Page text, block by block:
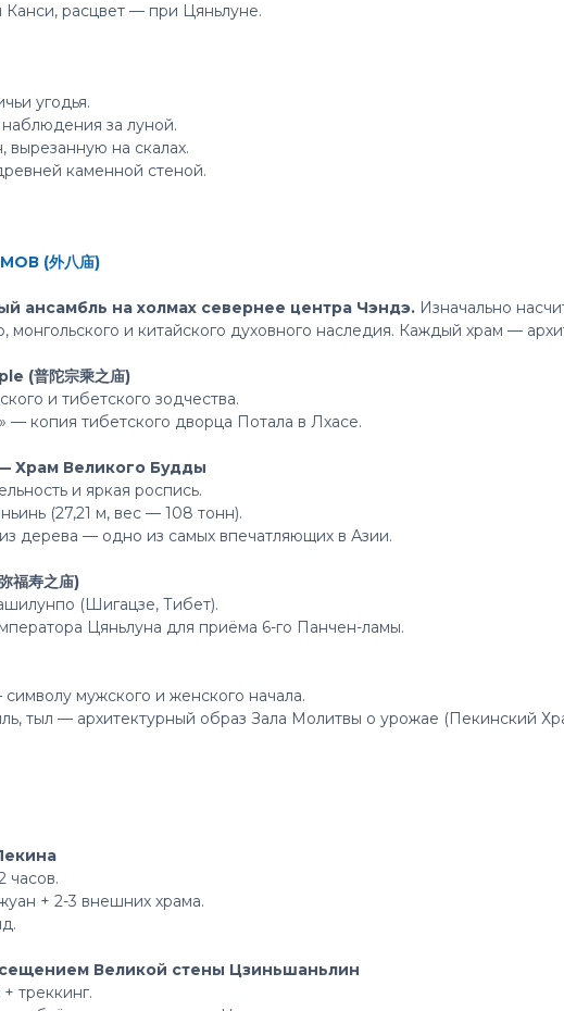
расцвет — при Цяньлуне.
угодья.
за луной.
вырезанную на скалах.
каменной стеной.
(外八庙)
ансамбль на холмах севернее центра Чэндэ. Изначально
монгольского и китайского духовного наследия. Каждый храм —
(普陀宗乘之庙)
и тибетского зодчества.
— копия тибетского дворца Потала в Лхасе.
Храм Великого Будды
и яркая роспись.
(27,21 м, вес — 108 тонн).
дерева — одно из самых впечатляющих в Азии.
寿之庙)
(Шигацзе, Тибет).
Цяньлуна для приёма 6-го Панчен-ламы.
мужского и женского начала.
тыл — архитектурный образ Зала Молитвы о урожае (Пекинский
часов.
+ 2-3 внешних храма.
Великой стены Цзиньшаньлин
треккинг.